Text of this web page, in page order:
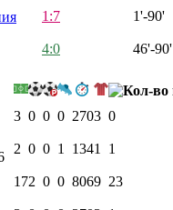
1:7
1'-90'
4:0
46'-90'
3 0 0 0 2703 0
2 0 0 1 1341 1
172 0 0 8069 23